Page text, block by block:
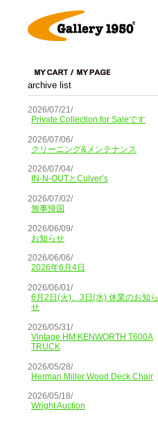
archive list
2026/07/21/
Private Collection for Saleです
2026/07/06/
クリーニング&メンテナンス
2026/07/04/
IN-N-OUTとCulver’s
2026/07/02/
無事帰国
2026/06/09/
お知らせ
2026/06/06/
2026年6月4日
2026/06/01/
6月2日(火)、3日(水) 休業のお知ら
せ
2026/05/31/
Vintage HM KENWORTH T600A
TRUCK
2026/05/28/
Herman Miller Wood Deck Chair
2026/05/18/
Wright Auction